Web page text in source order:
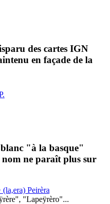
des cartes IGN
en façade de la
"à la basque"
ne paraît plus sur
Peirèra
"Lapeÿrèro"...